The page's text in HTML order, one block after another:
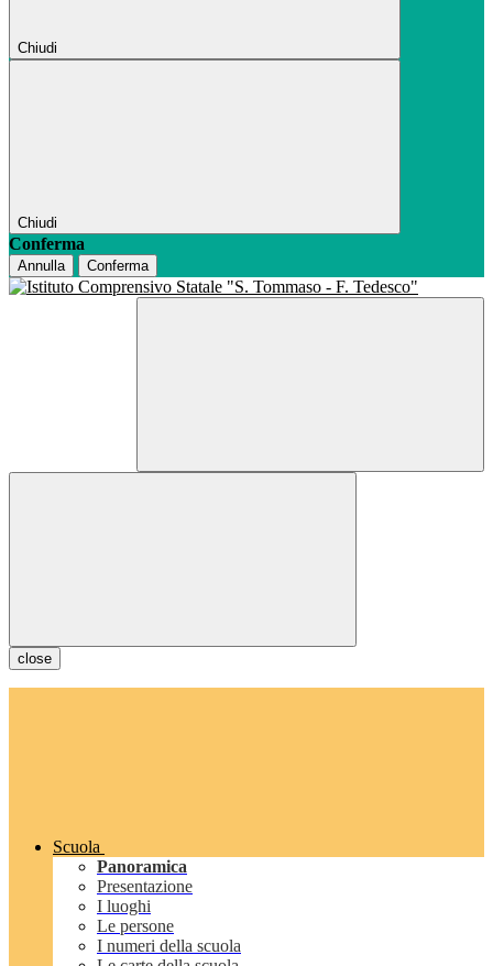
Chiudi
Chiudi
Conferma
Annulla Conferma
close
Scuola
Panoramica
Presentazione
I luoghi
Le persone
I numeri della scuola